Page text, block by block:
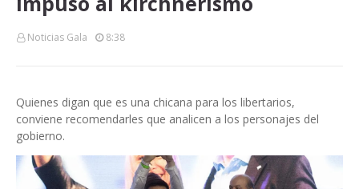
Noticias Gala 8:38
Quienes digan que es una chicana para los libertarios,
conviene recomendarles que analicen a los personajes del
gobierno.